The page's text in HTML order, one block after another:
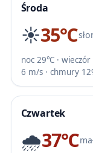
Środa
☀️35℃
noc 29℃ ·
6 m/s · chmury
Czwartek
🌧️37℃